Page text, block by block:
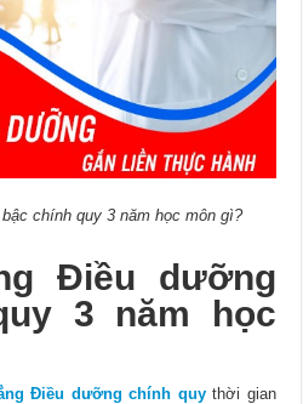
chính quy 3 năm học môn gì?
Điều dưỡng
3 năm học
Điều dưỡng chính quythời gian